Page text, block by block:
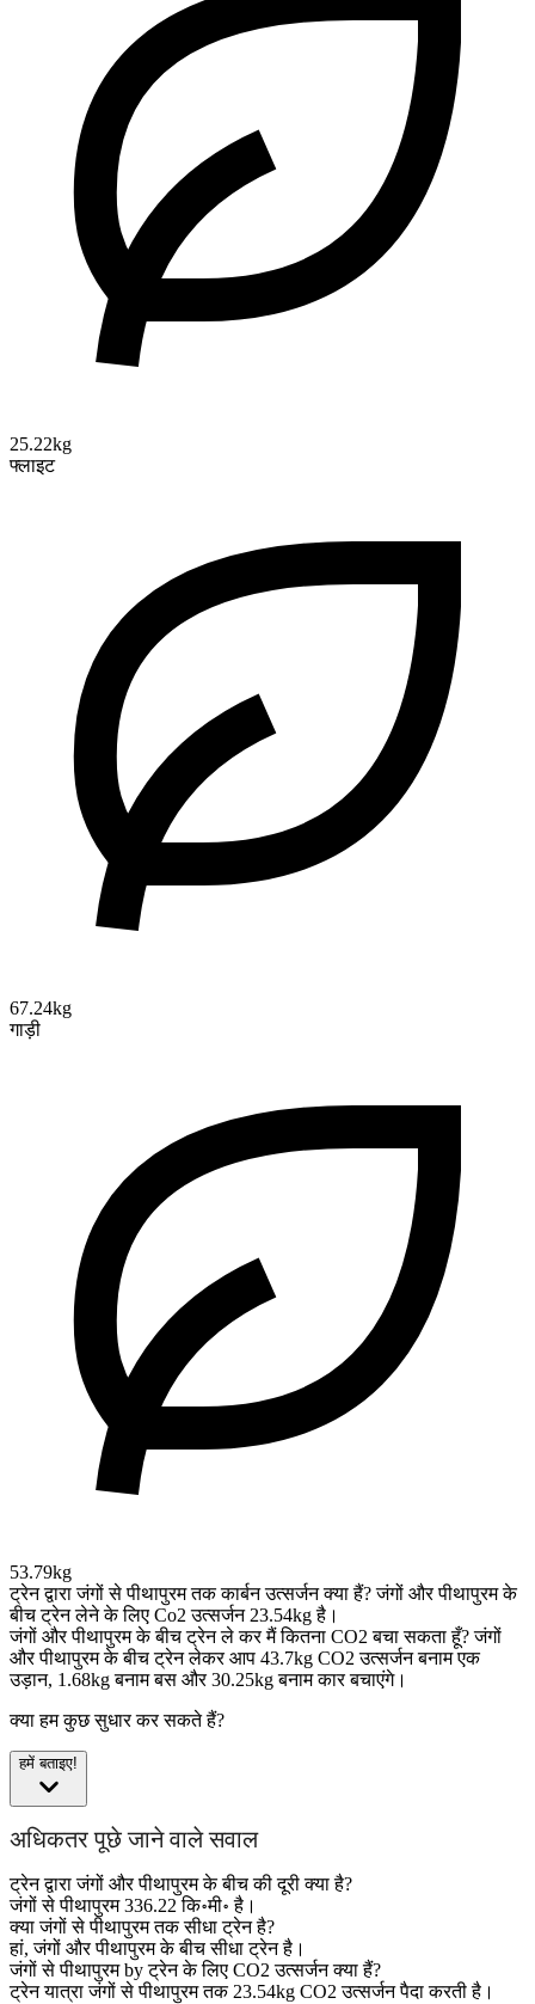
25.22kg
फ्लाइट
67.24kg
गाड़ी
53.79kg
ट्रेन द्वारा जंगों से पीथापुरम तक कार्बन उत्सर्जन क्या हैं? जंगों और पीथापुरम के
बीच ट्रेन लेने के लिए Co2 उत्सर्जन 23.54kg है।
जंगों और पीथापुरम के बीच ट्रेन ले कर मैं कितना CO2 बचा सकता हूँ? जंगों
और पीथापुरम के बीच ट्रेन लेकर आप 43.7kg CO2 उत्सर्जन बनाम एक
उड़ान, 1.68kg बनाम बस और 30.25kg बनाम कार बचाएंगे।
क्या हम कुछ सुधार कर सकते हैं?
हमें बताइए!
अधिकतर पूछे जाने वाले सवाल
ट्रेन द्वारा जंगों और पीथापुरम के बीच की दूरी क्या है?
जंगों से पीथापुरम 336.22 कि॰मी॰ है।
क्या जंगों से पीथापुरम तक सीधा ट्रेन है?
हां, जंगों और पीथापुरम के बीच सीधा ट्रेन है।
जंगों से पीथापुरम by ट्रेन के लिए CO2 उत्सर्जन क्या हैं?
ट्रेन यात्रा जंगों से पीथापुरम तक 23.54kg CO2 उत्सर्जन पैदा करती है।